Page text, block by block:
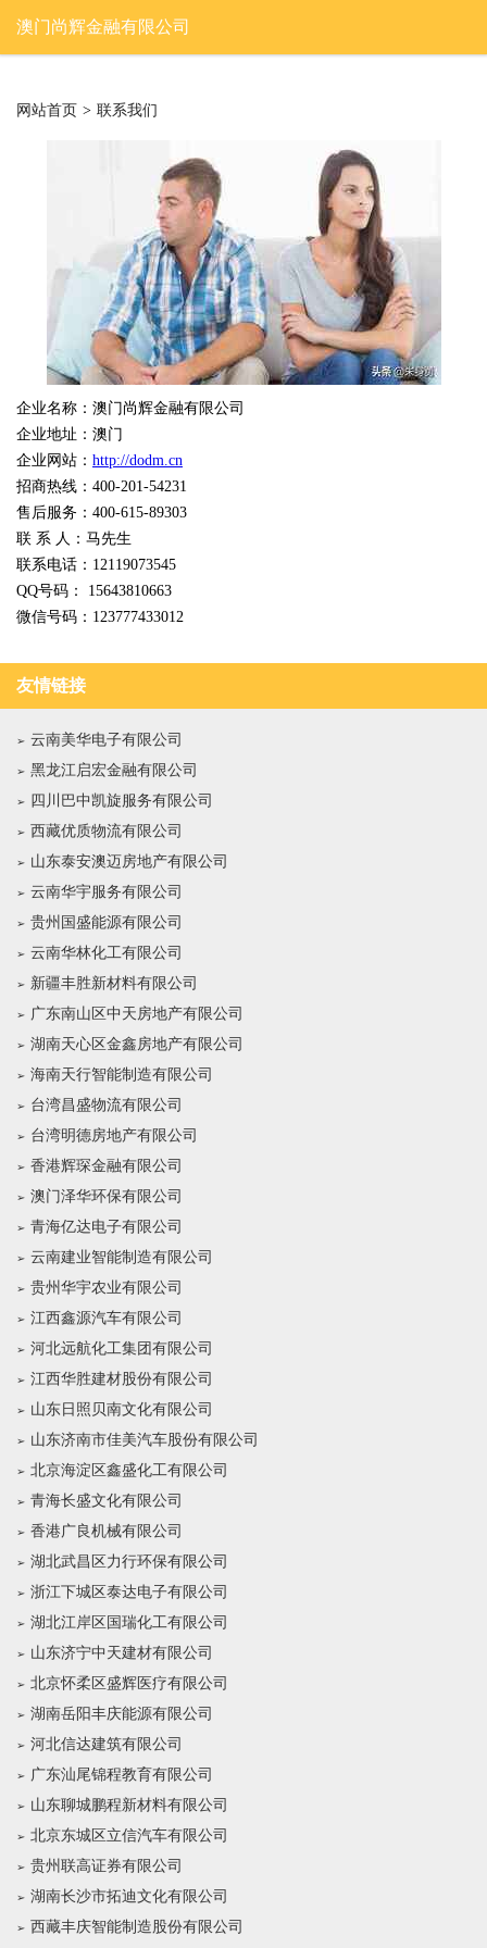
澳门尚辉金融有限公司
网站首页 > 联系我们
企业名称：澳门尚辉金融有限公司
企业地址：澳门
企业网站： http://dodm.cn
招商热线：400-201-54231
售后服务：400-615-89303
联 系 人：马先生
联系电话：12119073545
QQ号码： 15643810663
微信号码：123777433012
友情链接
云南美华电子有限公司
黑龙江启宏金融有限公司
四川巴中凯旋服务有限公司
西藏优质物流有限公司
山东泰安澳迈房地产有限公司
云南华宇服务有限公司
贵州国盛能源有限公司
云南华林化工有限公司
新疆丰胜新材料有限公司
广东南山区中天房地产有限公司
湖南天心区金鑫房地产有限公司
海南天行智能制造有限公司
台湾昌盛物流有限公司
台湾明德房地产有限公司
香港辉琛金融有限公司
澳门泽华环保有限公司
青海亿达电子有限公司
云南建业智能制造有限公司
贵州华宇农业有限公司
江西鑫源汽车有限公司
河北远航化工集团有限公司
江西华胜建材股份有限公司
山东日照贝南文化有限公司
山东济南市佳美汽车股份有限公司
北京海淀区鑫盛化工有限公司
青海长盛文化有限公司
香港广良机械有限公司
湖北武昌区力行环保有限公司
浙江下城区泰达电子有限公司
湖北江岸区国瑞化工有限公司
山东济宁中天建材有限公司
北京怀柔区盛辉医疗有限公司
湖南岳阳丰庆能源有限公司
河北信达建筑有限公司
广东汕尾锦程教育有限公司
山东聊城鹏程新材料有限公司
北京东城区立信汽车有限公司
贵州联高证券有限公司
湖南长沙市拓迪文化有限公司
西藏丰庆智能制造股份有限公司